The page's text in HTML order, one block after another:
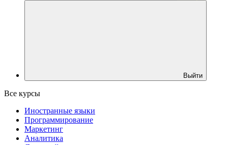
Выйти
Все курсы
Иностранные языки
Программирование
Маркетинг
Аналитика